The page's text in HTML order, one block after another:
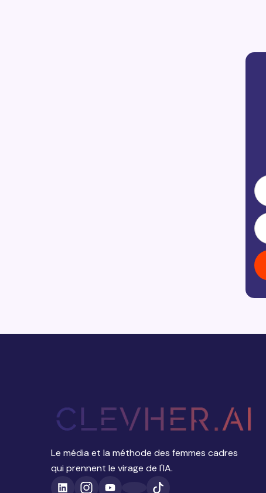
Le média et la méthode des femmes cadres
qui prennent le virage de l'IA.